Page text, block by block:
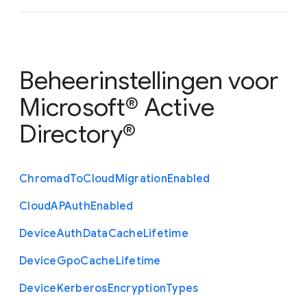
Beheerinstellingen voor
Microsoft® Active
Directory®
ChromadToCloudMigrationEnabled
CloudAPAuthEnabled
DeviceAuthDataCacheLifetime
DeviceGpoCacheLifetime
DeviceKerberosEncryptionTypes